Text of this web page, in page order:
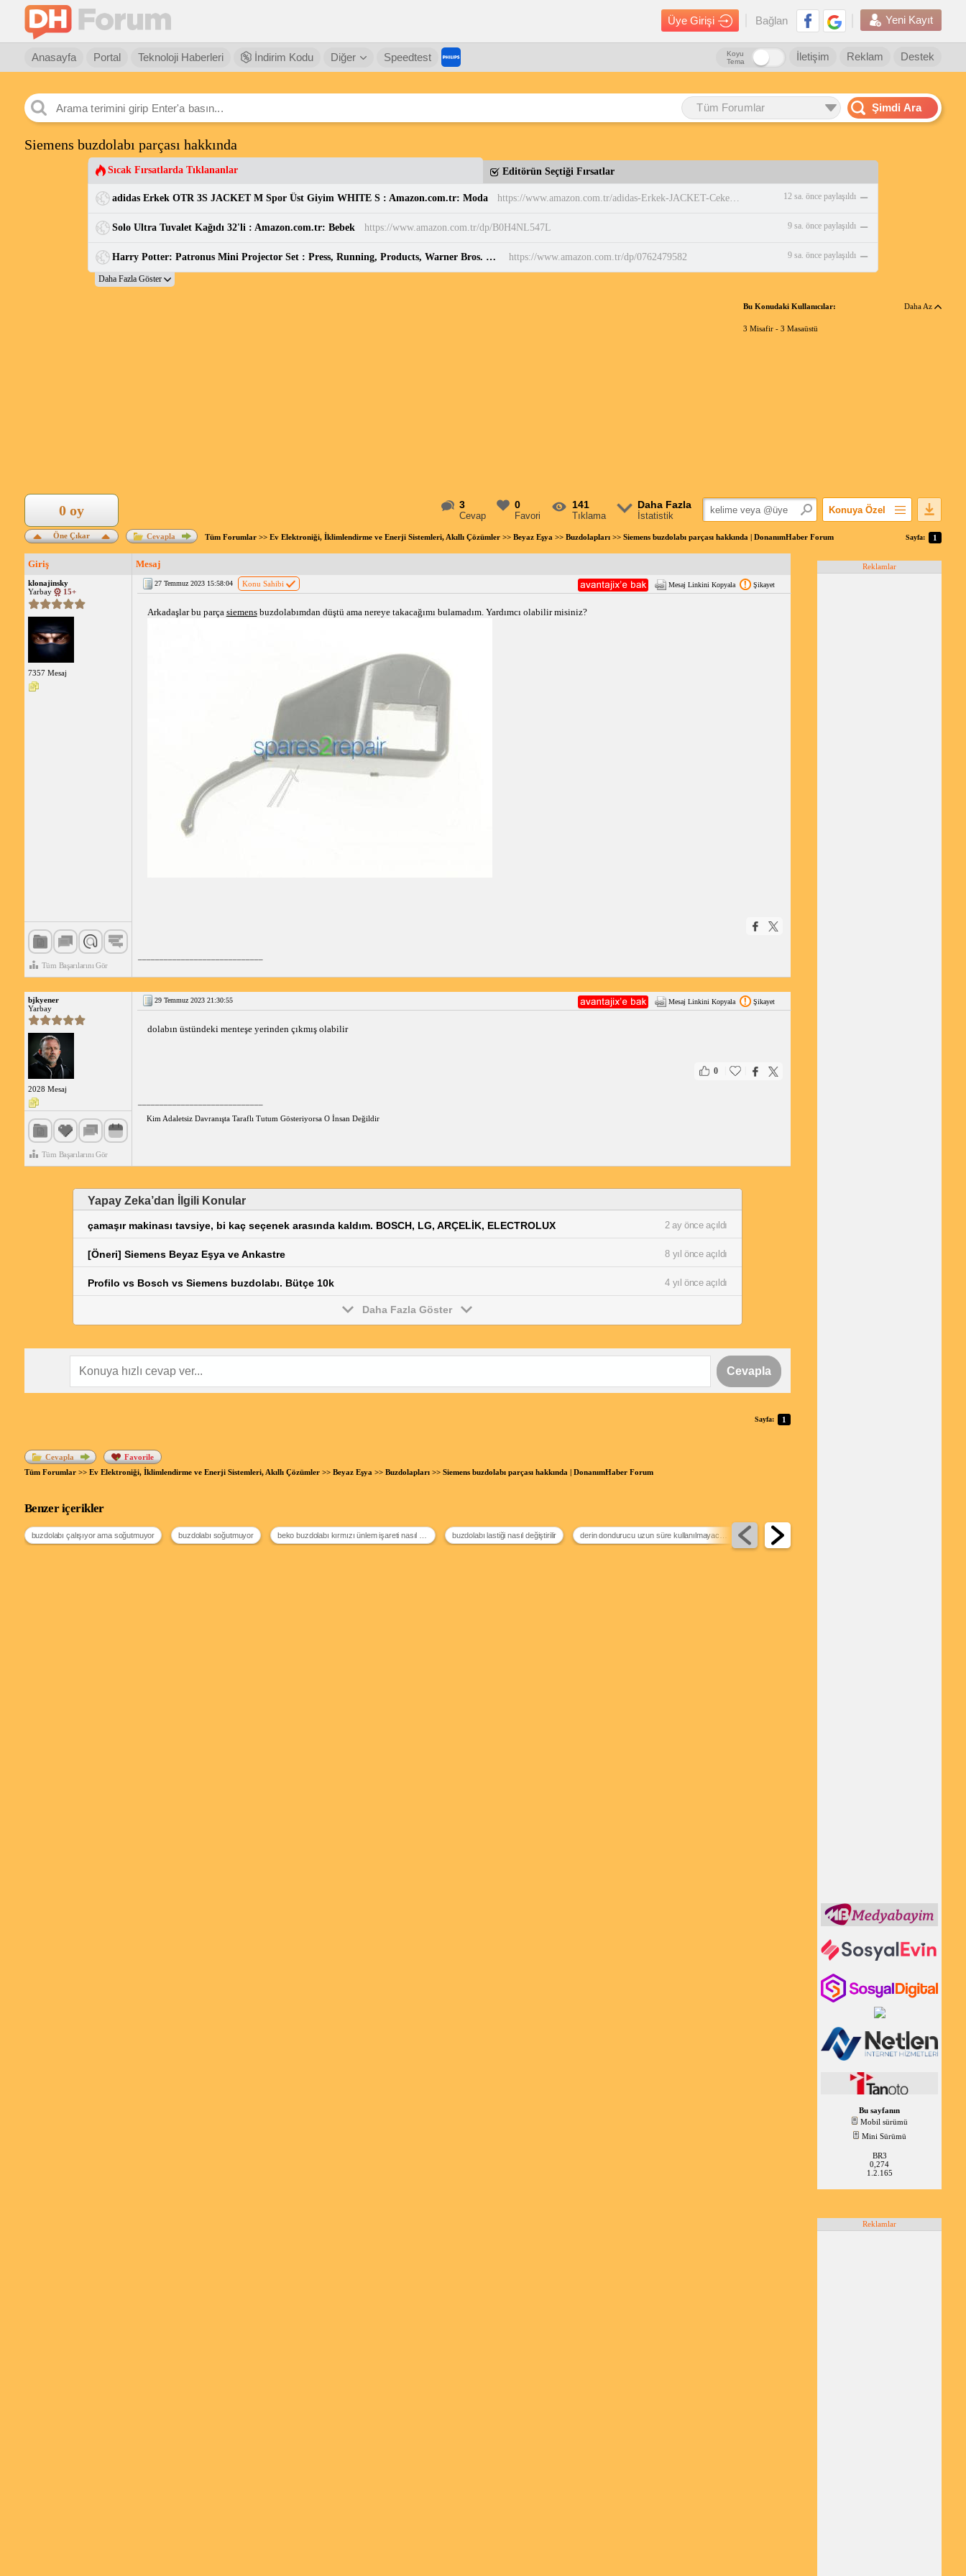
Üye Girişi Bağlan Yeni Kayıt
Anasayfa Portal Teknoloji Haberleri İndirim Kodu Diğer Speedtest Destek
Reklam
İletişim
Koyu
Tema
Tüm Forumlar Şimdi Ara
Siemens buzdolabı parçası hakkında
Sıcak Fırsatlarda Tıklananlar Editörün Seçtiği Fırsatlar
adidas Erkek OTR 3S JACKET M Spor Üst Giyim WHITE S : Amazon.com.tr: Moda https://www.amazon.com.tr/adidas-Erkek-JACKET-Ceket-WHITE/dp/B0DPBMQX1P 12 sa. önce paylaşıldı
Solo Ultra Tuvalet Kağıdı 32'li : Amazon.com.tr: Bebek https://www.amazon.com.tr/dp/B0H4NL547L 9 sa. önce paylaşıldı
Harry Potter: Patronus Mini Projector Set : Press, Running, Products, Warner Bros. Consumer: Amazon.com.tr: Elektronik https://www.amazon.com.tr/dp/0762479582 9 sa. önce paylaşıldı
Bu Konudaki Kullanıcılar: Daha Az
3 Misafir - 3 Masaüstü
3
Cevap
0
Favori
141
Tıklama
Daha Fazla
İstatistik
Konuya Özel
Popüler Mesajlar
Öne Çıkar
0 oy
Cevapla Tüm Forumlar>> Ev Elektroniği, İklimlendirme ve Enerji Sistemleri, Akıllı Çözümler>> Beyaz Eşya >> Buzdolapları>> Siemens buzdolabı parçası hakkında | DonanımHaber Forum Sayfa: 1
Giriş Mesaj
klonajinsky
Yarbay
15+
7357 Mesaj
Tüm Başarılarını Gör
27 Temmuz 2023 15:58:04 Konu Sahibi Mesaj Linkini Kopyala Şikayet
Arkadaşlar bu parça siemens buzdolabımdan düştü ama nereye takacağımı bulamadım. Yardımcı olabilir misiniz?
bjkyener
Yarbay
2028 Mesaj
Tüm Başarılarını Gör
29 Temmuz 2023 21:30:55 Mesaj Linkini Kopyala Şikayet
dolabın üstündeki menteşe yerinden çıkmış olabilir
0
Kim Adaletsiz Davranışta Taraflı Tutum Gösteriyorsa O İnsan Değildir
Yapay Zeka’dan İlgili Konular
çamaşır makinası tavsiye, bi kaç seçenek arasında kaldım. BOSCH, LG, ARÇELİK, ELECTROLUX 2 ay önce açıldı
[Öneri] Siemens Beyaz Eşya ve Ankastre 8 yıl önce açıldı
Profilo vs Bosch vs Siemens buzdolabı. Bütçe 10k 4 yıl önce açıldı
Daha Fazla Göster
Cevapla
Sayfa: 1
Cevapla
Favorile
Tüm Forumlar>> Ev Elektroniği, İklimlendirme ve Enerji Sistemleri, Akıllı Çözümler>> Beyaz Eşya >> Buzdolapları>> Siemens buzdolabı parçası hakkında | DonanımHaber Forum
Benzer içerikler
buzdolabı çalışıyor ama soğutmuyor buzdolabı soğutmuyor buzdolabı lastiği nasıl değiştirilir en iyi buzdolabı markası
Reklamlar
Bu sayfanın
Mobil sürümü
Mini Sürümü
BR3
0,274
1.2.165
Reklamlar